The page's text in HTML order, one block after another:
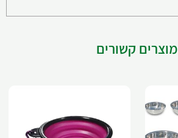
מוצרים קשורים